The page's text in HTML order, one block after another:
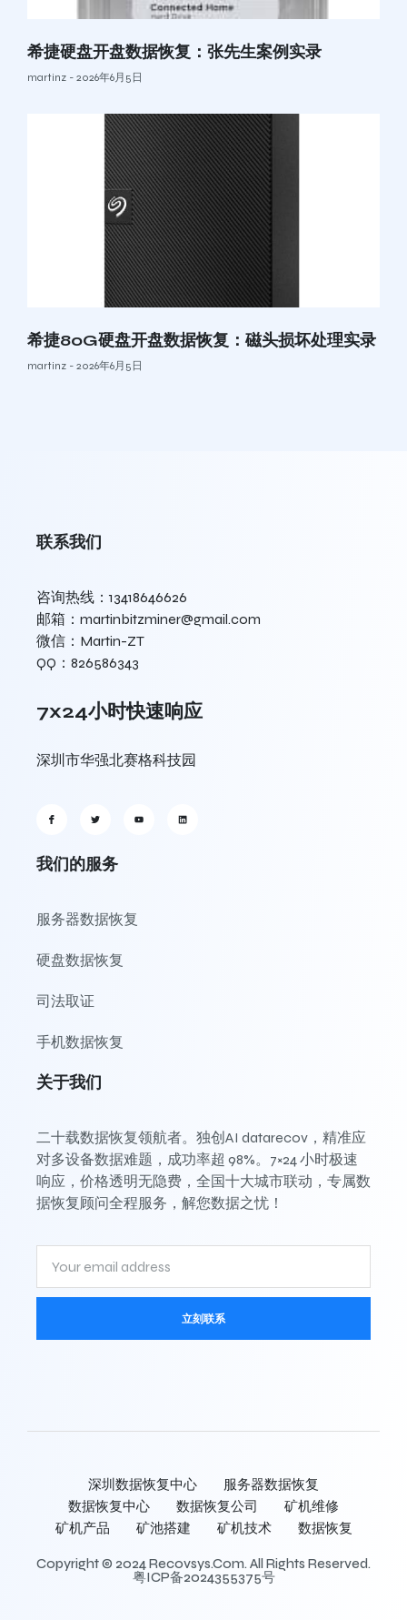
希捷硬盘开盘数据恢复：张先生案例实录
martinz 2026年6月5日
希捷80G硬盘开盘数据恢复：磁头损坏处理实录
martinz 2026年6月5日
联系我们
咨询热线：13418646626
邮箱：martinbitzminer@gmail.com
微信：Martin-ZT
QQ：826586343
7x24小时快速响应
深圳市华强北赛格科技园
我们的服务
服务器数据恢复
硬盘数据恢复
司法取证
手机数据恢复
关于我们
二十载数据恢复领航者。独创AI datarecov，精准应
对多设备数据难题，成功率超 98%。7×24 小时极速
响应，价格透明无隐费，全国十大城市联动，专属数
据恢复顾问全程服务，解您数据之忧！
立刻联系
深圳数据恢复中心
服务器数据恢复
数据恢复中心
数据恢复公司
矿机维修
矿机产品
矿池搭建 矿机技术 数据恢复
Copyright © 2024 Recovsys.com. All Rights Reserved.
粤ICP备2024355375号